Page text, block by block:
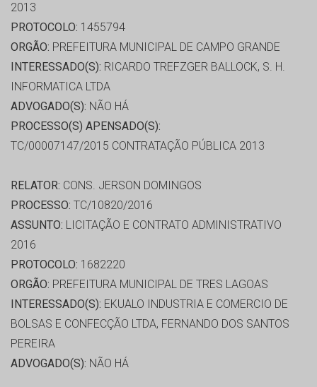
2013
PROTOCOLO: 1455794
ORGÃO: PREFEITURA MUNICIPAL DE CAMPO GRANDE
INTERESSADO(S): RICARDO TREFZGER BALLOCK, S. H.
INFORMATICA LTDA
ADVOGADO(S): NÃO HÁ
PROCESSO(S) APENSADO(S):
TC/00007147/2015 CONTRATAÇÃO PÚBLICA 2013
RELATOR: CONS. JERSON DOMINGOS
PROCESSO: TC/10820/2016
ASSUNTO: LICITAÇÃO E CONTRATO ADMINISTRATIVO
2016
PROTOCOLO: 1682220
ORGÃO: PREFEITURA MUNICIPAL DE TRES LAGOAS
INTERESSADO(S): EKUALO INDUSTRIA E COMERCIO DE
BOLSAS E CONFECÇÃO LTDA, FERNANDO DOS SANTOS
PEREIRA
ADVOGADO(S): NÃO HÁ